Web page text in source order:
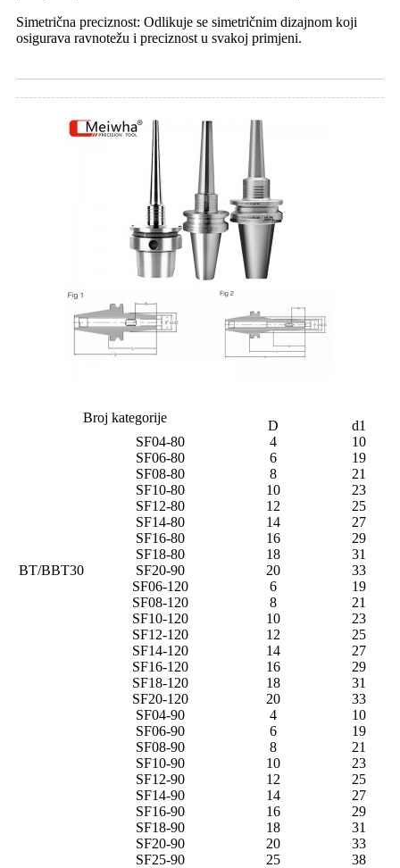
Simetrična preciznost: Odlikuje se simetričnim dizajnom koji
osigurava ravnotežu i preciznost u svakoj primjeni.
Broj kategorije
D d1
BT/BBT30
SF04-80 4
10
SF06-80
6
19
SF08-80
8
21
SF10-80
10
23
SF12-80
12
25
SF14-80
14
27
SF16-80
16
29
SF18-80
18
31
SF20-90
20
33
SF06-120
6
19
SF08-120
8
21
SF10-120
10
23
SF12-120
12
25
SF14-120
14
27
SF16-120
16
29
SF18-120
18
31
SF20-120
20
33
SF04-90
4
10
SF06-90
6
19
SF08-90
8
21
SF10-90
10
23
SF12-90
12
25
SF14-90
14
27
SF16-90
16
29
SF18-90
18
31
SF20-90
20
33
SF25-90
25
38